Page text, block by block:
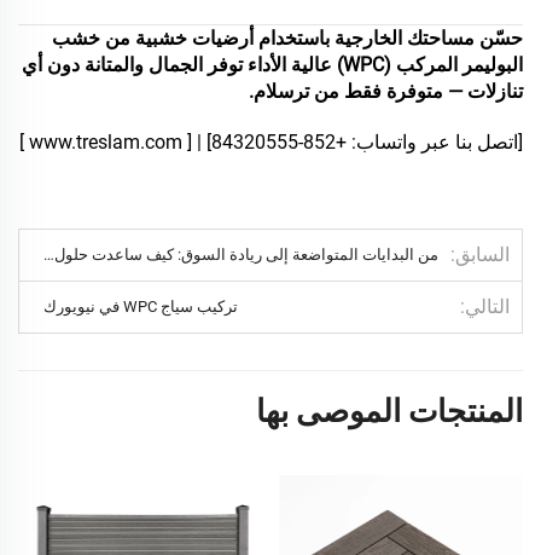
حسّن مساحتك الخارجية باستخدام أرضيات خشبية من خشب
البوليمر المركب (WPC) عالية الأداء توفر الجمال والمتانة دون أي
تنازلات — متوفرة فقط من ترسلام.
[اتصل بنا عبر واتساب: +852-84320555] | [ www.treslam.com
]
السابق من البدايات المتواضعة إلى ريادة السوق: كيف ساعدت حلول Treslam المخصصة العلامة التجارية الهولندية في النجاح
التالي تركيب سياج WPC في نيويورك
المنتجات الموصى بها